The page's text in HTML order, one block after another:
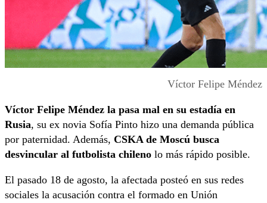
Víctor Felipe Méndez
Víctor Felipe Méndez la pasa mal en su estadía en
Rusia, su ex novia Sofía Pinto hizo una demanda pública
por paternidad. Además, CSKA de Moscú busca
desvincular al futbolista chileno lo más rápido posible.
El pasado 18 de agosto, la afectada posteó en sus redes
sociales la acusación contra el formado en Unión